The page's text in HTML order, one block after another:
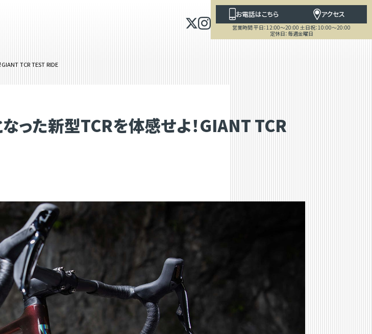
お電話はこちら アクセス
営業時間 平日：12:00～20:00 土日祝：10:00～20:00
定休日：毎週金曜日
GIANT TCR TEST RIDE
った新型TCRを体感せよ！GIANT TCR